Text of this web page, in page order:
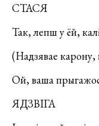
СТАСЯ
Так, лепш у ёй,
(Надзявае карону,
Ой, ваша
ЯДЗВІГА